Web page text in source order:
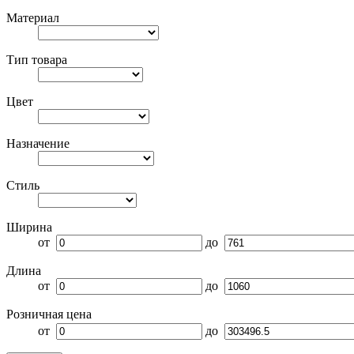
Материал
Тип товара
Цвет
Назначение
Стиль
Ширина
от
до
Длина
от
до
Розничная цена
от
до